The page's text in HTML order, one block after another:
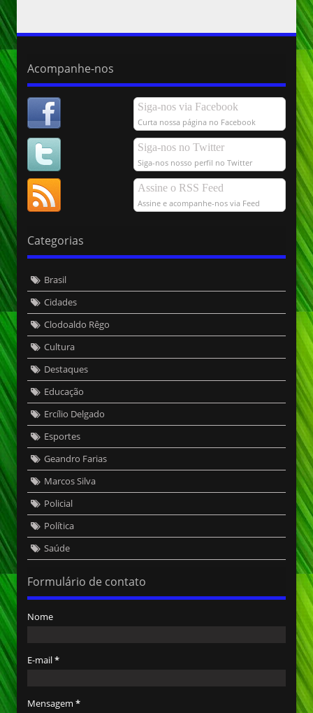
Acompanhe-nos
Siga-nos via Facebook
Curta nossa página no Facebook
Siga-nos no Twitter
Siga-nos nosso perfil no Twitter
Assine o RSS Feed
Assine e acompanhe-nos via Feed
Categorias
Brasil
Cidades
Clodoaldo Rêgo
Cultura
Destaques
Educação
Ercílio Delgado
Esportes
Geandro Farias
Marcos Silva
Policial
Política
Saúde
Formulário de contato
Nome
E-mail*
Mensagem *